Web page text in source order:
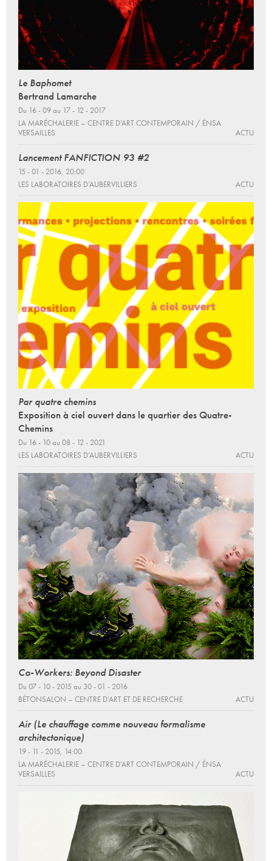
Le Baphomet
Bertrand Lamarche
Du 16 - 09 au 17 - 12 - 2017
LA MARÉCHALERIE – CENTRE D’ART CONTEMPORAIN / ÉNSA
VERSAILLES
ACTU
Lancement FANFICTION 93 #2
15 - 01 - 2016, 20:00
LES LABORATOIRES D’AUBERVILLIERS
ACTU
Par quatre chemins
Exposition à ciel ouvert dans le quartier des Quatre-
Chemins
Du 16 - 10 au 08 - 12 - 2021
LES LABORATOIRES D’AUBERVILLIERS
ACTU
Co-Workers: Beyond Disaster
Du 07 - 10 - 2015 au 30 - 01 - 2016
BÉTONSALON – CENTRE D’ART ET DE RECHERCHE
ACTU
Air (Le chauffage comme nouveau formalisme
architectonique)
19 - 11 - 2015, 14:00
LA MARÉCHALERIE – CENTRE D’ART CONTEMPORAIN / ÉNSA
VERSAILLES
ACTU